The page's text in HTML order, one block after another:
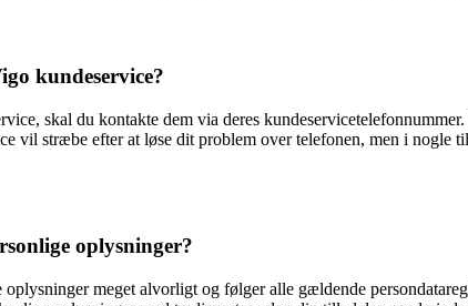
kundeservice?
skal du kontakte dem via deres
vil stræbe efter at løse dit problem over telefonen, men i nogle
oplysninger?
meget alvorligt og følger alle gældende